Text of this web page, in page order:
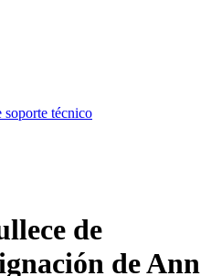
soporte técnico
de
de Ann